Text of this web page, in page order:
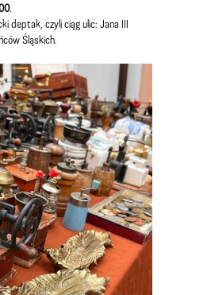
.
deptak, czyli ciąg ulic: Jana III
Śląskich.